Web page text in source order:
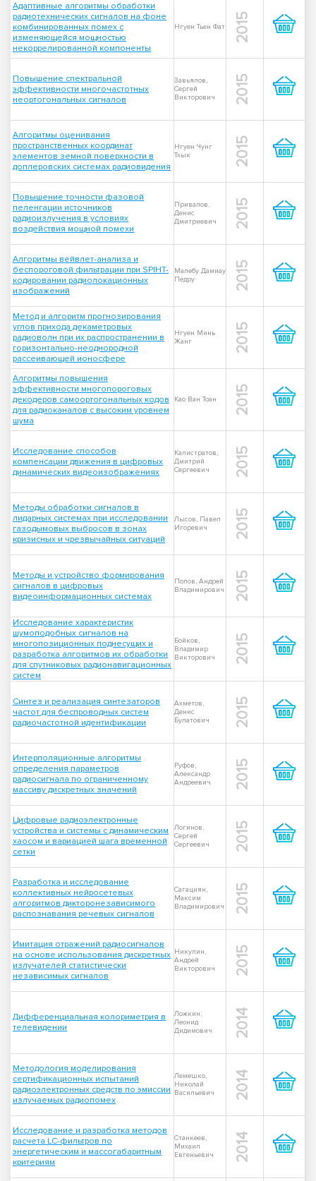
Адаптивные алгоритмы обработки
радиотехнических сигналов на фоне
комбинированных помех с
изменяющейся мощностью
некоррелированной компоненты
Нгуен Тьен Фат 2015
Повышение спектральной
эффективности многочастотных
неортогональных сигналов
Завьялов,
Сергей
Викторович
2015
Алгоритмы оценивания
пространственных координат
элементов земной поверхности в
доплеровских системах радиовидения
Нгуен Чунг
Тхык
2015
Повышение точности фазовой
пеленгации источников
радиоизлучения в условиях
воздействия мощной помехи
Привалов,
Денис
Дмитриевич
2015
Алгоритмы вейвлет-анализа и
беспороговой фильтрации при SPIHT-
кодировании радиолокационных
изображений
Малебу Дамиау
Педру
2015
Метод и алгоритм прогнозирования
углов прихода декаметровых
радиоволн при их распространении в
горизонтально-неоднородной
рассеивающей ионосфере
Нгуен Минь
Жанг
2015
Алгоритмы повышения
эффективности многопороговых
декодеров самоортогональных кодов
для радиоканалов с высоким уровнем
шума
Као Ван Тоан 2015
Исследование способов
компенсации движения в цифровых
динамических видеоизображениях
Калистратов,
Дмитрий
Сергеевич
2015
Методы обработки сигналов в
лидарных системах при исследовании
газодымовых выбросов в зонах
кризисных и чрезвычайных ситуаций
Лысов, Павел
Игоревич
2015
Методы и устройство формирования
сигналов в цифровых
видеоинформационных системах
Попов, Андрей
Владимирович
2015
Исследование характеристик
шумоподобных сигналов на
многопозиционных поднесущих и
разработка алгоритмов их обработки
для спутниковых радионавигационных
систем
Бойков,
Владимир
Викторович
2015
Синтез и реализация синтезаторов
частот для беспроводных систем
радиочастотной идентификации
Ахметов,
Денис
Булатович
2015
Интерполяционные алгоритмы
определения параметров
радиосигнала по ограниченному
массиву дискретных значений
Руфов,
Александр
Андреевич
2015
Цифровые радиоэлектронные
устройства и системы с динамическим
хаосом и вариацией шага временной
сетки
Логинов,
Сергей
Сергеевич
2015
Разработка и исследование
коллективных нейросетевых
алгоритмов дикторонезависимого
распознавания речевых сигналов
Сагациян,
Максим
Владимирович
2015
Имитация отражений радиосигналов
на основе использования дискретных
излучателей статистически
независимых сигналов
Никулин,
Андрей
Викторович
2015
Дифференциальная колориметрия в
телевидении
Ложкин,
Леонид
Дидимович
2014
Методология моделирования
сертификационных испытаний
радиоэлектронных средств по эмиссии
излучаемых радиопомех
Лемешко,
Николай
Васильевич
2014
Исследование и разработка методов
расчета LC-фильтров по
энергетическим и массогабаритным
критериям
Станкеев,
Михаил
Евгеньевич
2014